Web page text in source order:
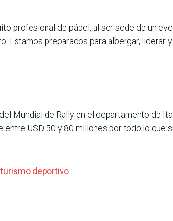
profesional de pádel, al ser sede de un
Estamos preparados para albergar, liderar
Mun­dial de Rally en el departamento de
USD 50 y 80 millones por todo lo que
deportivo